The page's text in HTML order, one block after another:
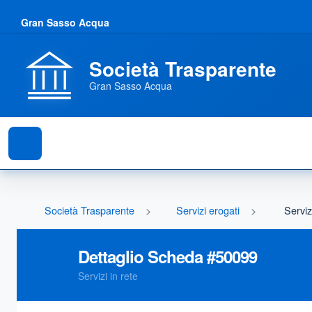
Gran Sasso Acqua
Società Trasparente
Gran Sasso Acqua
Società Trasparente Servizi erogati
Dettaglio Scheda #50099
Servizi in rete